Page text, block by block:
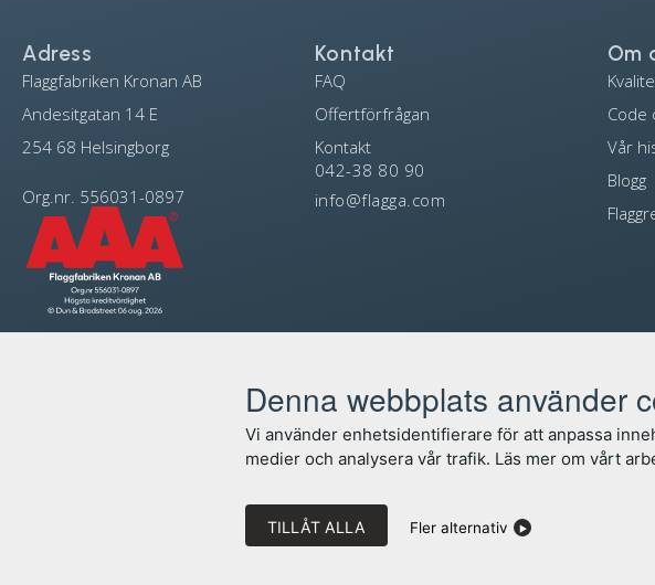
Denna webbplats använder
Vi använder enhetsidentifierare för att anpassa
medier och analysera vår trafik. Läs mer om vårt
TILLÅT ALLA Fler alternativ
Adress
Flaggfabriken Kronan AB
Andesitgatan 14 E
254 68 Helsingborg
Org.nr. 556031-0897
Kontakt
FAQ
Offertförfrågan
Kontakt
042-38 80 90
info@flagga.com
Om
Code
Vår
Blogg